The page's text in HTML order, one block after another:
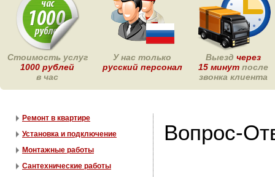
Стоимость услуг
1000 рублей
в час
У нас только
русский персонал
Выездчерез
15 минут после
звонка клиента
Вопрос-
Ремонт в квартире
Установка и подключение
Монтажные работы
Сантехнические работы